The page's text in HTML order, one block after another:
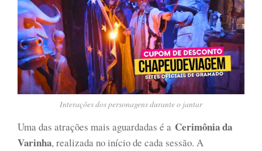
Interações dos personagens durante o jantar
Uma das atrações mais aguardadas é a Cerimônia da
Varinha, realizada no início de cada sessão. A